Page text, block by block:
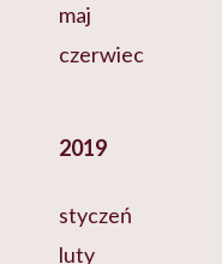
maj
czerwiec
2019
styczeń
luty